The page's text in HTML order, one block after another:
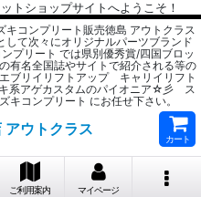
トショップサイトへようこそ！
コンプリート販売徳島 アウトクラス
して次々にオリジナルパーツブランド
プリート では県別優秀賞/四国ブロッ
有名全国誌やサイトで紹介される等の
ブリイリフトアップ キャリイリフト
系アゲカスタムのパイオニア☆彡 ス
キコンプリート にお任せ下さい。
アウトクラス
カート
ご利用案内 マイページ